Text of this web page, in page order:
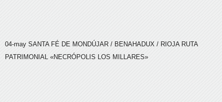
04-may SANTA FÉ DE MONDÚJAR / BENAHADUX / RIOJA RUTA
PATRIMONIAL «NECRÓPOLIS LOS MILLARES»